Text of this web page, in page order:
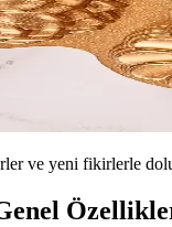
ve yeni fikirlerle